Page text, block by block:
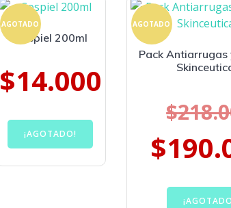
AGOTADO
Cospiel 200ml
$14.000
¡AGOTADO!
AGOTADO
Pack Antiarrugas
$
$